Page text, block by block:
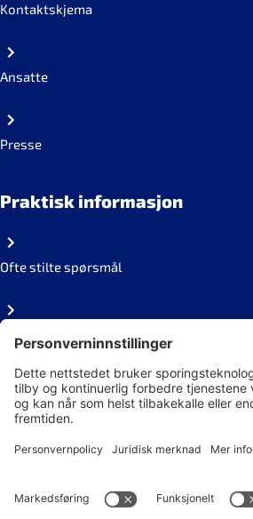
Kontaktskjema
Ansatte
Presse
Praktisk informasjon
Ofte stilte spørsmål
Personvern
Ledige stillinger
Følg oss på sosiale medier